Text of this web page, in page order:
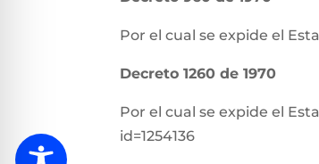
Por el cual se expide el
Decreto 1260 de 1970
Por el cual se expide el
id=1254136